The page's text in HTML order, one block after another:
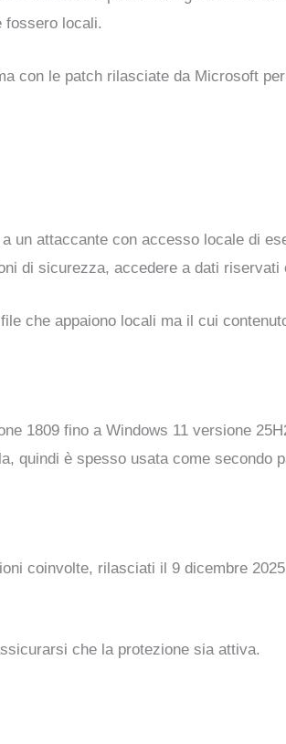
fossero locali.
con le patch rilasciate da Microsoft
un attaccante con accesso locale di
di sicurezza, accedere a dati riservati
che appaiono locali ma il cui
1809 fino a Windows 11 versione
quindi è spesso usata come secondo
coinvolte, rilasciati il 9 dicembre
che la protezione sia attiva.